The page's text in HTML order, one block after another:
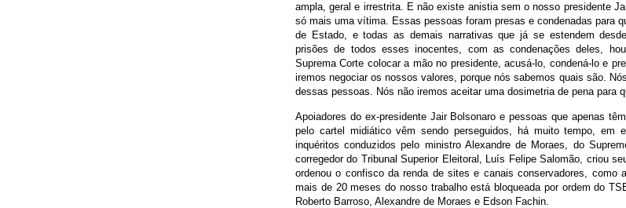
ampla, geral e irrestrita. E não existe anistia sem o nosso presidente
só mais uma vítima. Essas pessoas foram presas e condenadas para
de Estado, e todas as demais narrativas que já se estendem
prisões de todos esses inocentes, com as condenações deles,
Suprema Corte colocar a mão no presidente, acusá-lo, condená-lo e
iremos negociar os nossos valores, porque nós sabemos quais são.
dessas pessoas. Nós não iremos aceitar uma dosimetria de pena para
Apoiadores do ex-presidente Jair Bolsonaro e pessoas que apenas
pelo cartel midiático vêm sendo perseguidos, há muito tempo, em
inquéritos conduzidos pelo ministro Alexandre de Moraes, do
corregedor do Tribunal Superior Eleitoral, Luís Felipe Salomão, criou
ordenou o confisco da renda de sites e canais conservadores, como
mais de 20 meses do nosso trabalho está bloqueada por ordem do
Roberto Barroso, Alexandre de Moraes e Edson Fachin.